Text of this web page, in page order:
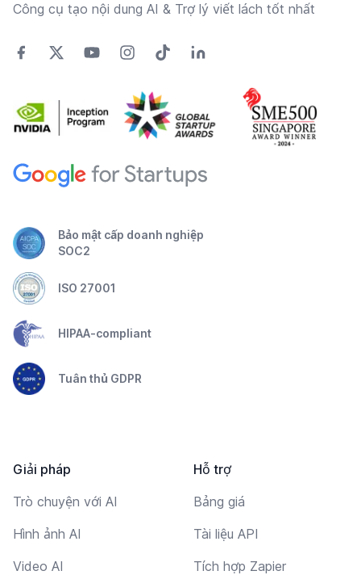
Công cụ tạo nội dung AI & Trợ lý viết lách tốt nhất
Bảo mật cấp doanh nghiệp
SOC2
ISO 27001
HIPAA-compliant
Tuân thủ GDPR
Giải pháp
Trò chuyện với AI
Hình ảnh AI
Video AI
Hỗ trợ
Bảng giá
Tài liệu API
Tích hợp Zapier